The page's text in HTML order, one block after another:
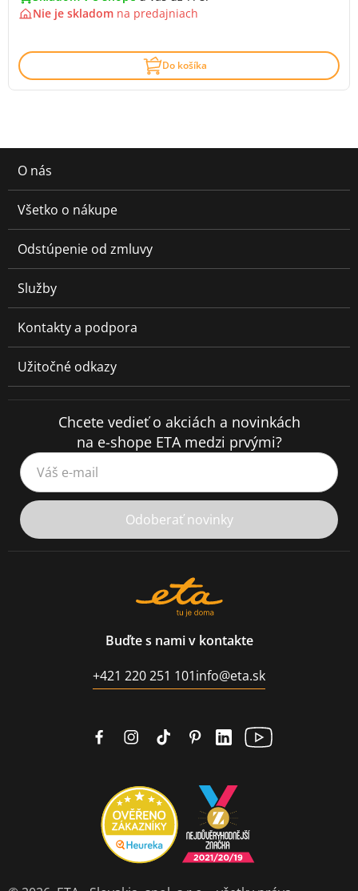
Nie je skladom na predajniach
Do košíka
O nás
Všetko o nákupe
Odstúpenie od zmluvy
Služby
Kontakty a podpora
Užitočné odkazy
Chcete vedieť o akciách a novinkách
na e-shope ETA medzi prvými?
Váš e-mail
Odoberať novinky
Buďte s nami v kontakte
+421 220 251 101info@eta.sk